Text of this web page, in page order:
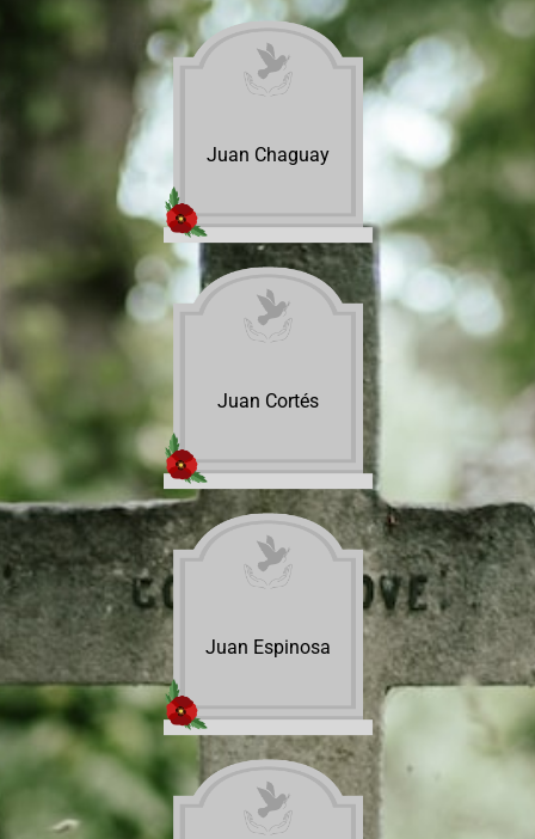
Juan Chaguay
Juan Cortés
Juan Espinosa